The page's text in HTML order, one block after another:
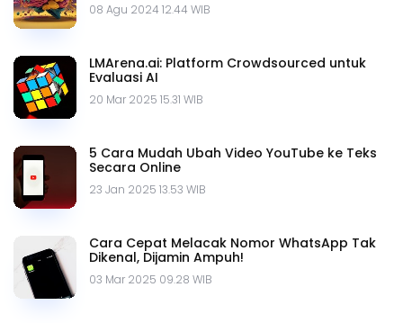
08 Agu 2024 12.44 WIB
LMArena.ai: Platform Crowdsourced untuk
Evaluasi AI
20 Mar 2025 15.31 WIB
5 Cara Mudah Ubah Video YouTube ke Teks
Secara Online
23 Jan 2025 13.53 WIB
Cara Cepat Melacak Nomor WhatsApp Tak
Dikenal, Dijamin Ampuh!
03 Mar 2025 09.28 WIB